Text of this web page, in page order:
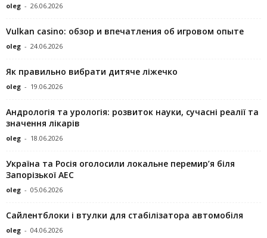
oleg - 26.06.2026
Vulkan casino: обзор и впечатления об игровом опыте
oleg - 24.06.2026
Як правильно вибрати дитяче ліжечко
oleg - 19.06.2026
Андрологія та урологія: розвиток науки, сучасні реалії та
значення лікарів
oleg - 18.06.2026
Україна та Росія оголосили локальне перемир’я біля
Запорізької АЕС
oleg - 05.06.2026
Сайлентблоки і втулки для стабілізатора автомобіля
oleg - 04.06.2026